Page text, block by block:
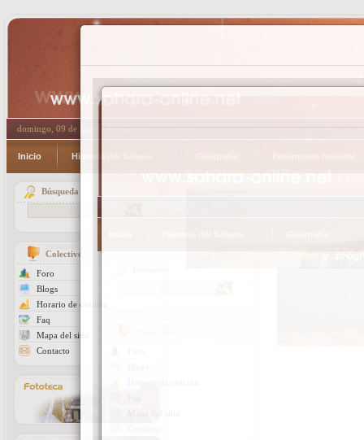
domingo, 09 de agosto de 2026
Inicio Historia del Sahara
Búsqueda
Colectivo
Foro
Blogs
Horario de oración
Faq
Mapa del sitio
Contacto